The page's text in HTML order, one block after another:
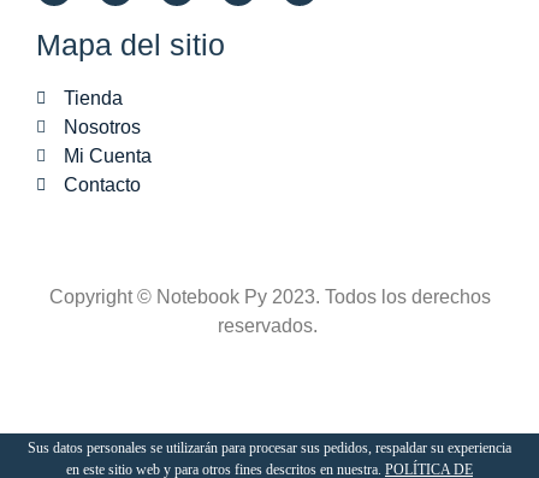
Mapa del sitio
Tienda
Nosotros
Mi Cuenta
Contacto
Copyright © Notebook Py 2023. Todos los derechos
reservados.
Sus datos personales se utilizarán para procesar sus pedidos, respaldar su experiencia
en este sitio web y para otros fines descritos en nuestra. POLÍTICA DE